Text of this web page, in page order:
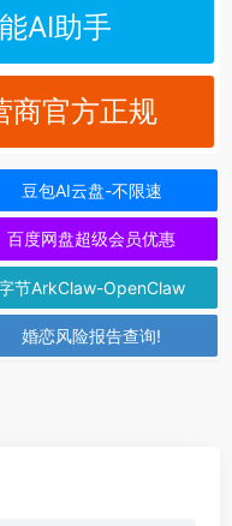
AI助手
商官方正规
豆包AI云盘-不限速
百度网盘超级会员优惠
节ArkClaw-OpenClaw
婚恋风险报告查询!